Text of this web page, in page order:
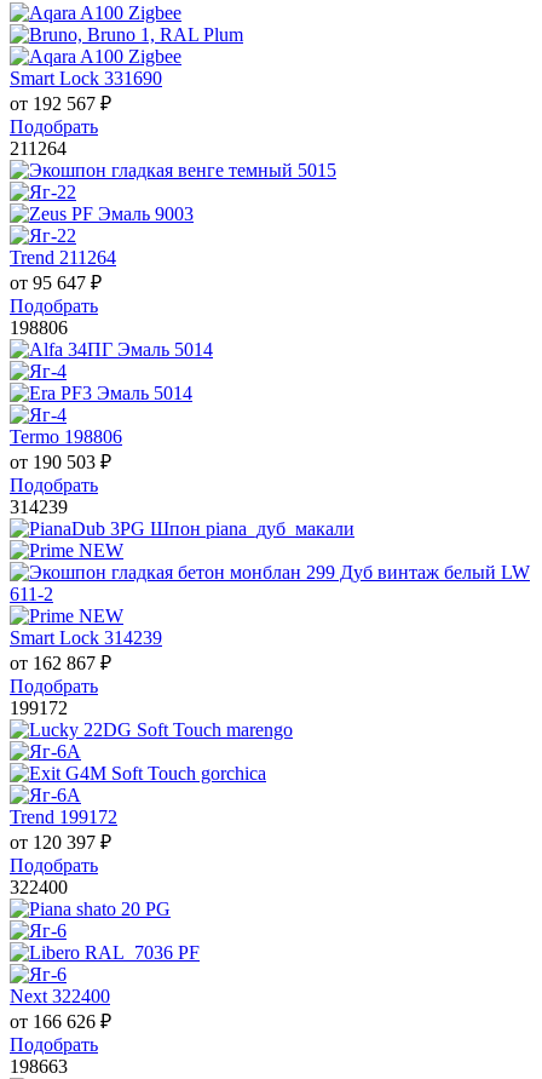
Smart Lock 331690
от 192 567 ₽
Подобрать
211264
Trend 211264
от 95 647 ₽
Подобрать
198806
Termo 198806
от 190 503 ₽
Подобрать
314239
Smart Lock 314239
от 162 867 ₽
Подобрать
199172
Trend 199172
от 120 397 ₽
Подобрать
322400
Next 322400
от 166 626 ₽
Подобрать
198663